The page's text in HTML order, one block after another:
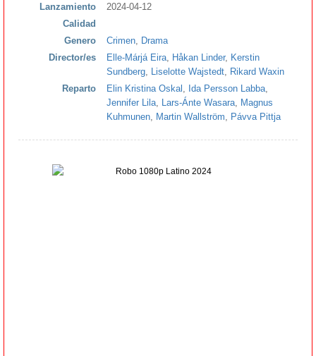
Lanzamiento
2024-04-12
Calidad
Genero
Crimen
Drama
Director/es
Elle-Márjá Eira Håkan Linder, Kerstin
Sundberg
Liselotte Wajstedt
Rikard Waxin
Reparto
Elin Kristina Oskal Ida Persson Labba
Jennifer Lila
Lars-Ánte Wasara
Magnus
Kuhmunen
Martin Wallström Pávva Pittja